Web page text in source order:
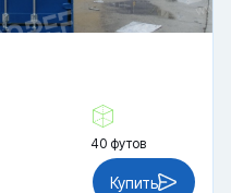
40 футов
Купить